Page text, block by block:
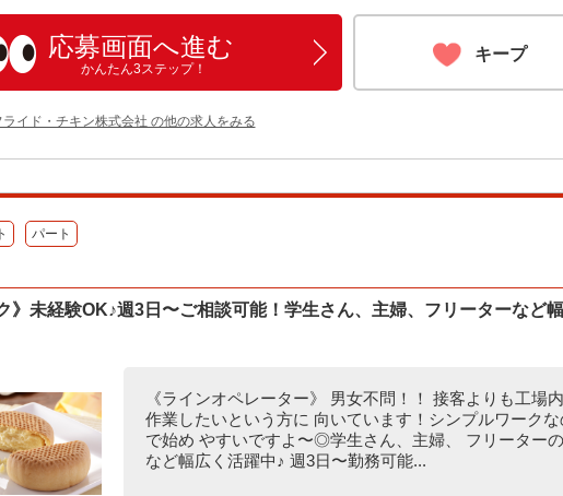
応募画面へ進む
かんたん3ステップ！
キープ
イド・チキン株式会社 の他の求人をみる
パート
》未経験OK♪週3日〜ご相談可能！学生さん、主婦、フリーターなど幅
《ラインオペレーター》 男女不問！！ 接客よりも工場
作業したいという方に 向いています！シンプルワークな
で始め やすいですよ〜◎学生さん、主婦、 フリーター
など幅広く活躍中♪ 週3日〜勤務可能...